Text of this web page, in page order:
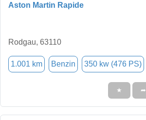
Aston Martin Rapide
Rodgau, 63110
1.001 km Benzin 350 kw (476 PS)
★ ➦